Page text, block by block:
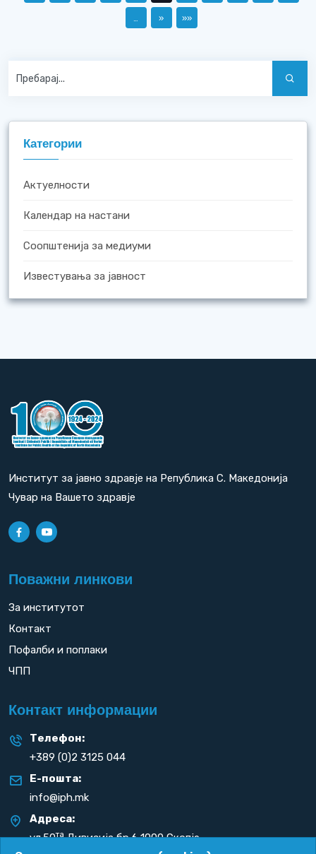
… » »»
Категории
Актуелности
Календар на настани
Соопштенија за медиуми
Известувања за јавност
Институт за јавно здравје на Република С. Македонија
Чувар на Вашето здравје
Поважни линкови
За институтот
Контакт
Пофалби и поплаки
ЧПП
Контакт информации
Телефон:
+389 (0)2 3125 044
Е-пошта:
info@iph.mk
Адреса:
ул.50таДивизија бр.6 1000 Скопје